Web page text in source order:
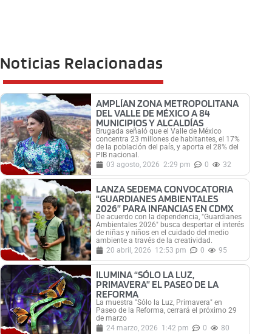
Noticias Relacionadas
AMPLÍAN ZONA METROPOLITANA
DEL VALLE DE MÉXICO A 84
MUNICIPIOS Y ALCALDÍAS
Brugada señaló que el Valle de México
concentra 23 millones de habitantes, el 17%
de la población del país, y aporta el 28% del
PIB nacional.
03 agosto, 2026 2:29 pm 0 32
LANZA SEDEMA CONVOCATORIA
“GUARDIANES AMBIENTALES
2026” PARA INFANCIAS EN CDMX
De acuerdo con la dependencia, "Guardianes
Ambientales 2026" busca despertar el interés
de niñas y niños en el cuidado del medio
ambiente a través de la creatividad.
20 abril, 2026 12:53 pm 0 95
ILUMINA “SÓLO LA LUZ,
PRIMAVERA” EL PASEO DE LA
REFORMA
La muestra "Sólo la Luz, Primavera" en
Paseo de la Reforma, cerrará el próximo 29
de marzo
24 marzo, 2026 1:42 pm 0 80